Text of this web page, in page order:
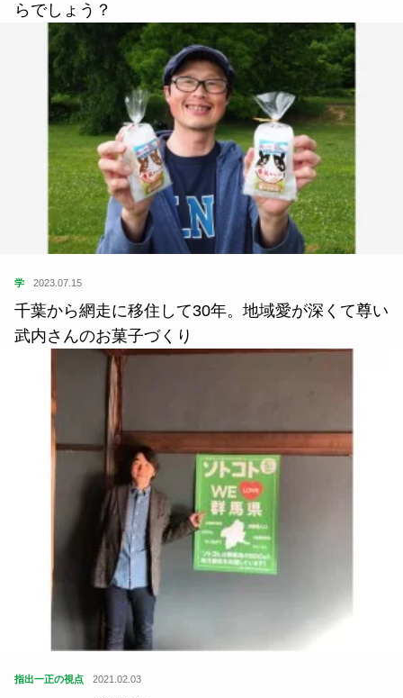
らでしょう？
学 2023.07.15
千葉から網走に移住して30年。地域愛が深くて尊い
武内さんのお菓子づくり
指出一正の視点 2021.02.03